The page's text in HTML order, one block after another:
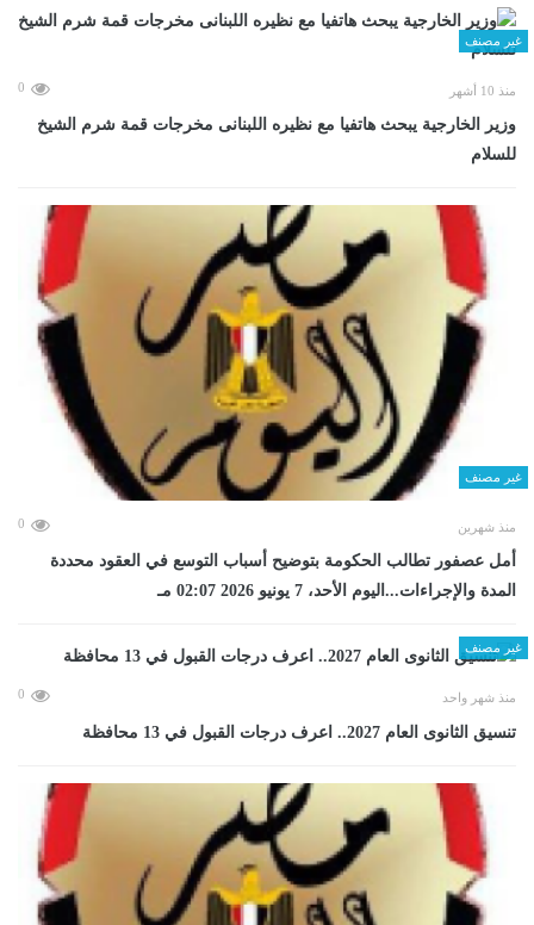
غير مصنف
منذ 10 أشهر 0
وزير الخارجية يبحث هاتفيا مع نظيره اللبنانى مخرجات قمة شرم الشيخ
للسلام
غير مصنف
منذ شهرين 0
أمل عصفور تطالب الحكومة بتوضيح أسباب التوسع في العقود محددة
المدة والإجراءات...اليوم الأحد، 7 يونيو 2026 02:07 مـ
غير مصنف
منذ شهر واحد 0
تنسيق الثانوى العام 2027.. اعرف درجات القبول في 13 محافظة